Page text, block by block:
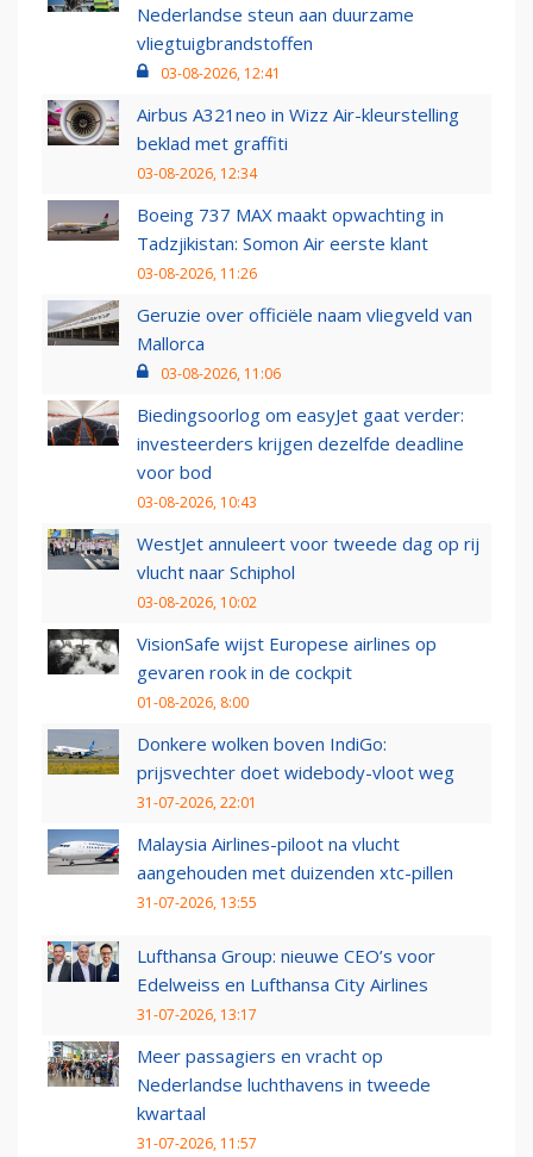
Nederlandse steun aan duurzame
vliegtuigbrandstoffen
03-08-2026, 12:41
Airbus A321neo in Wizz Air-kleurstelling
beklad met graffiti
03-08-2026, 12:34
Boeing 737 MAX maakt opwachting in
Tadzjikistan: Somon Air eerste klant
03-08-2026, 11:26
Geruzie over officiële naam vliegveld van
Mallorca
03-08-2026, 11:06
Biedingsoorlog om easyJet gaat verder:
investeerders krijgen dezelfde deadline
voor bod
03-08-2026, 10:43
WestJet annuleert voor tweede dag op rij
vlucht naar Schiphol
03-08-2026, 10:02
VisionSafe wijst Europese airlines op
gevaren rook in de cockpit
01-08-2026, 8:00
Donkere wolken boven IndiGo:
prijsvechter doet widebody-vloot weg
31-07-2026, 22:01
Malaysia Airlines-piloot na vlucht
aangehouden met duizenden xtc-pillen
31-07-2026, 13:55
Lufthansa Group: nieuwe CEO’s voor
Edelweiss en Lufthansa City Airlines
31-07-2026, 13:17
Meer passagiers en vracht op
Nederlandse luchthavens in tweede
kwartaal
31-07-2026, 11:57